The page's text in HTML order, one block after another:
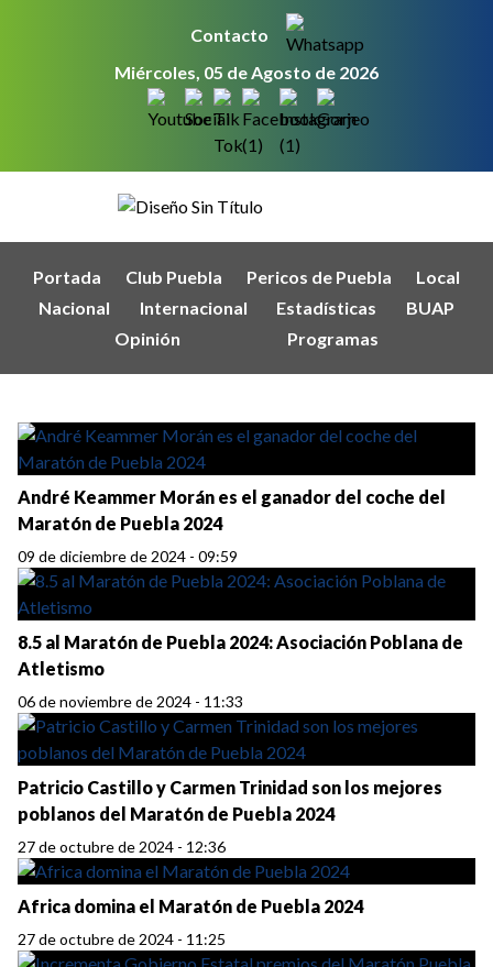
Contacto
Miércoles, 05 de Agosto de 2026
Portada Club Puebla Pericos de Puebla
Local
Nacional
Internacional Estadísticas
BUAP
Opinión
Programas
André Keammer Morán es el ganador del coche del
Maratón de Puebla 2024
09 de diciembre de 2024 - 09:59
8.5 al Maratón de Puebla 2024: Asociación Poblana de
Atletismo
06 de noviembre de 2024 - 11:33
Patricio Castillo y Carmen Trinidad son los mejores
poblanos del Maratón de Puebla 2024
27 de octubre de 2024 - 12:36
Africa domina el Maratón de Puebla 2024
27 de octubre de 2024 - 11:25